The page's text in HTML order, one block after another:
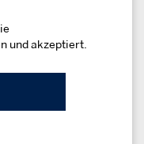
und akzeptiert.